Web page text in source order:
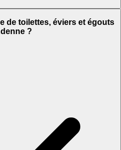
de toilettes, éviers et égouts
?